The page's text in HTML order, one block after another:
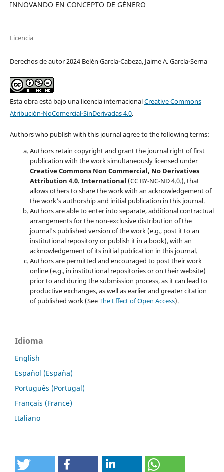
INNOVANDO EN CONCEPTO DE GÉNERO
Licencia
Derechos de autor 2024 Belén García-Cabeza, Jaime A. García-Serna
Esta obra está bajo una licencia internacionalCreative Commons
Atribución-NoComercial-SinDerivadas 4.0.
Authors who publish with this journal agree to the following terms:
Authors retain copyright and grant the journal right of first
publication with the work simultaneously licensed under
Creative Commons Non Commercial, No Derivatives
Attribution 4.0. International (CC BY-NC-ND 4.0.), that
allows others to share the work with an acknowledgement of
the work's authorship and initial publication in this journal.
Authors are able to enter into separate, additional contractual
arrangements for the non-exclusive distribution of the
journal's published version of the work (e.g., post it to an
institutional repository or publish it in a book), with an
acknowledgement of its initial publication in this journal.
Authors are permitted and encouraged to post their work
online (e.g., in institutional repositories or on their website)
prior to and during the submission process, as it can lead to
productive exchanges, as well as earlier and greater citation
of published work (SeeThe Effect of Open Access).
Idioma
English
Español (España)
Português (Portugal)
Français (France)
Italiano